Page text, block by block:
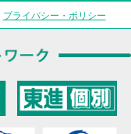
プライバシー・ポリシー